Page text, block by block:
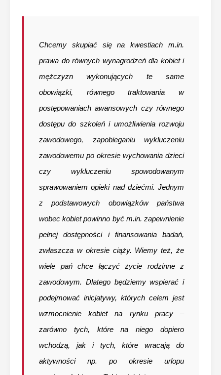
Chcemy skupiać się na kwestiach m.in.
prawa do równych wynagrodzeń dla kobiet i
mężczyzn wykonujących te same
obowiązki, równego traktowania w
postępowaniach awansowych czy równego
dostępu do szkoleń i umożliwienia rozwoju
zawodowego, zapobieganiu wykluczeniu
zawodowemu po okresie wychowania dzieci
czy wykluczeniu spowodowanym
sprawowaniem opieki nad dziećmi. Jednym
z podstawowych obowiązków państwa
wobec kobiet powinno być m.in. zapewnienie
pełnej dostępności i finansowania badań,
zwłaszcza w okresie ciąży. Wiemy też, że
wiele pań chce łączyć życie rodzinne z
zawodowym. Dlatego będziemy wspierać i
podejmować inicjatywy, których celem jest
wzmocnienie kobiet na rynku pracy –
zarówno tych, które na niego dopiero
wchodzą, jak i tych, które wracają do
aktywności np. po okresie urlopu